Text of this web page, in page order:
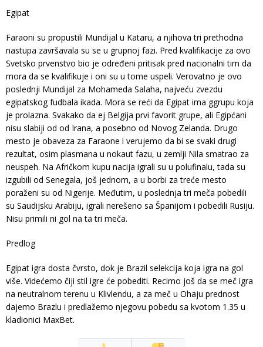
Egipat
Faraoni su propustili Mundijal u Kataru, a njihova tri prethodna
nastupa završavala su se u grupnoj fazi. Pred kvalifikacije za ovo
Svetsko prvenstvo bio je određeni pritisak pred nacionalni tim da
mora da se kvalifikuje i oni su u tome uspeli. Verovatno je ovo
poslednji Mundijal za Mohameda Salaha, najveću zvezdu
egipatskog fudbala ikada. Mora se reći da Egipat ima ggrupu koja
je prolazna. Svakako da ej Belgija prvi favorit grupe, ali Egipćani
nisu slabiji od od Irana, a posebno od Novog Zelanda. Drugo
mesto je obaveza za Faraone i verujemo da bi se svaki drugi
rezultat, osim plasmana u nokaut fazu, u zemlji Nila smatrao za
neuspeh. Na Afričkom kupu nacija igrali su u polufinalu, tada su
izgubili od Senegala, još jednom, a u borbi za treće mesto
poraženi su od Nigerije. Međutim, u poslednja tri meča pobedili
su Saudijsku Arabiju, igrali nerešeno sa Španijom i pobedili Rusiju.
Nisu primili ni gol na ta tri meča.
Predlog
Egipat igra dosta čvrsto, dok je Brazil selekcija koja igra na gol
više. Videćemo čiji stil igre će pobediti. Recimo još da se meč igra
na neutralnom terenu u Klivlendu, a za meč u Ohaju prednost
dajemo Brazlu i predlažemo njegovu pobedu sa kvotom 1.35 u
kladionici MaxBet.